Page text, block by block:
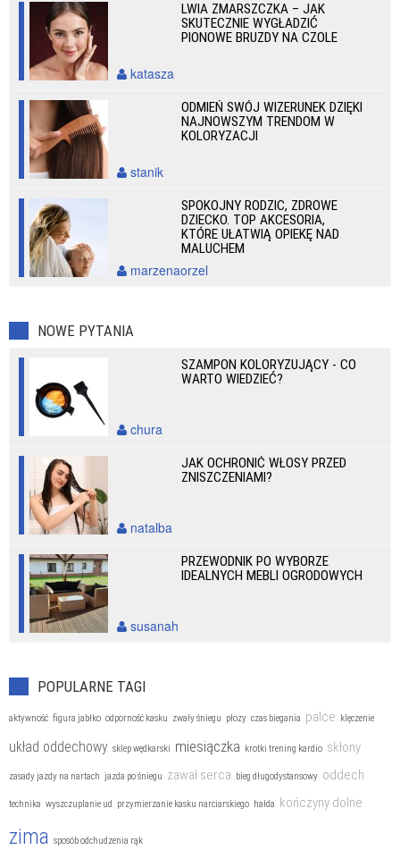
LWIA ZMARSZCZKA – JAK
SKUTECZNIE WYGŁADZIĆ
PIONOWE BRUZDY NA CZOLE
katasza
ODMIEŃ SWÓJ WIZERUNEK DZIĘKI
NAJNOWSZYM TRENDOM W
KOLORYZACJI
stanik
SPOKOJNY RODZIC, ZDROWE
DZIECKO. TOP AKCESORIA,
KTÓRE UŁATWIĄ OPIEKĘ NAD
MALUCHEM
marzenaorzel
NOWE PYTANIA
SZAMPON KOLORYZUJĄCY - CO
WARTO WIEDZIEĆ?
chura
JAK OCHRONIĆ WŁOSY PRZED
ZNISZCZENIAMI?
natalba
PRZEWODNIK PO WYBORZE
IDEALNYCH MEBLI OGRODOWYCH
susanah
POPULARNE TAGI
aktywność figura jabłko odporność kasku zwały śniegu płozy czas biegania palce klęczenie
układ oddechowy sklep wędkarski miesiączka krotki trening kardio skłony
zasady jazdy na nartach jazda po śniegu zawał serca bieg długodystansowy oddech
technika wyszczuplanie ud przymierzanie kasku narciarskiego hałda kończyny dolne
zima sposób odchudzenia rąk